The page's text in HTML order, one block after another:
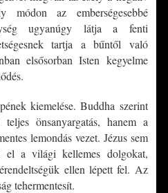
módon az emberségesebbé
ugyanúgy látja a fenti
tartja a bűntől való
elsősorban Isten kegyelme
kiemelése. Buddha szerint
önsanyargatás, hanem a
lemondás vezet. Jézus sem
el a világi kellemes dolgokat,
ellen lépett fel. Az
tehermentesít.